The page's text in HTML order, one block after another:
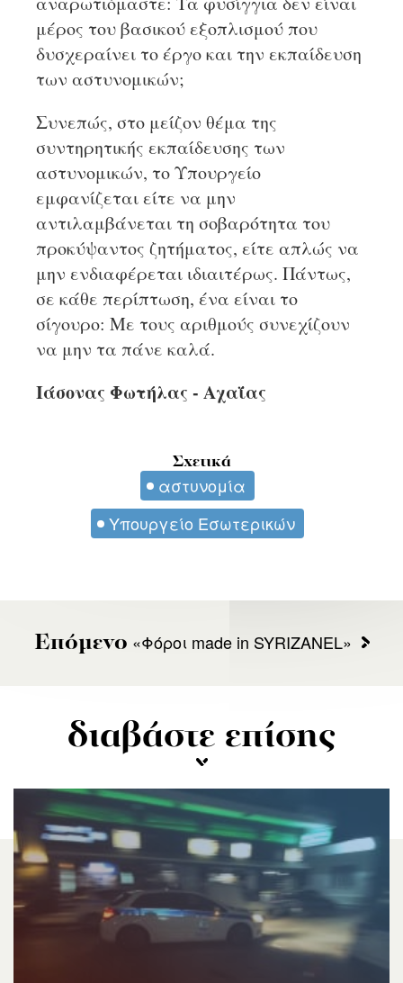
μέρος του βασικού εξοπλισμού που
δυσχεραίνει το έργο και την εκπαίδευση
των αστυνομικών;
Συνεπώς, στο μείζον θέμα της
συντηρητικής εκπαίδευσης των
αστυνομικών, το Υπουργείο
εμφανίζεται είτε να μην
αντιλαμβάνεται τη σοβαρότητα του
προκύψαντος ζητήματος, είτε απλώς να
μην ενδιαφέρεται ιδιαιτέρως. Πάντως,
σε κάθε περίπτωση, ένα είναι το
σίγουρο: Mε τους αριθμούς συνεχίζουν
να μην τα πάνε καλά.
Ιάσονας Φωτήλας - Αχαΐας
Σχετικά
αστυνομία
Υπουργείο Εσωτερικών
Επόμενο «Φόροι made in SYRIZANEL»
διαβάστε επίσης